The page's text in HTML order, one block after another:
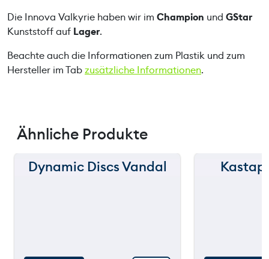
n
g
Die Innova Valkyrie haben wir im Champion und GStar
Kunststoff auf Lager.
Beachte auch die Informationen zum Plastik und zum
Hersteller im Tabzusätzliche Informationen.
Ähnliche Produkte
150 m
Dynamic Discs Vandal 150 m